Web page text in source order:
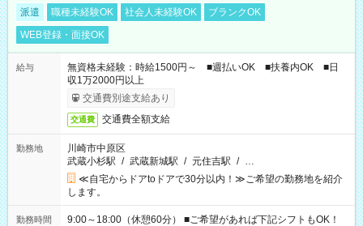
派遣 職種未経験OK 社会人未経験OK
ブランクOK
WEB登録・面接OK
給与
無資格未経験：時給1500円～ ■週払いOK ■扶養内OK ■日
収1万2000円以上
交通費別途支給あり
交通費 交通費全額支給
勤務地
川崎市中原区
武蔵小杉駅 / 武蔵新城駅 / 元住吉駅 / …
≪自宅からドアtoドアで30分以内！≫ご希望の勤務地を紹介
します。
勤務時間
9:00～18:00（休憩60分） ■ご希望があれば下記シフトもOK！